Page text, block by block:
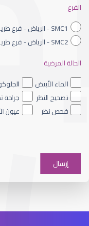
الماء
الفرع
SMC1 - الرياض - فرع طريق الملك فهد
SMC2 - الرياض - فرع طريق الملك عبدالله
الحالة المرضية
الماء الأبيض
تصحيح النظر
جراحة
فحص نظر
عيون